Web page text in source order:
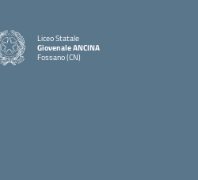
Liceo Statale
Giovenale ANCINA
Fossano (CN)